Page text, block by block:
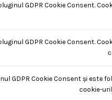
GDPR Cookie Consent.
GDPR Cookie Consent.
GDPR Cookie Consent și
cookie-